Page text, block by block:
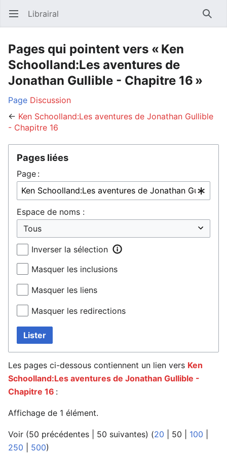
Ouvrir le menu principal Librairal
Pages qui pointent vers « Ken
Schoolland:Les aventures de
Jonathan Gullible - Chapitre 16 »
Page Discussion
← Ken Schoolland:Les aventures de Jonathan Gullible
- Chapitre 16
Pages liées
Page :
Espace de noms :
Inverser la sélection
Masquer les inclusions
Masquer les liens
Masquer les redirections
Lister
Les pages ci-dessous contiennent un lien vers Ken
Schoolland:Les aventures de Jonathan Gullible -
Chapitre 16 :
Affichage de 1 élément.
Voir (50 précédentes 50 suivantes) (20 50 100
250
500)